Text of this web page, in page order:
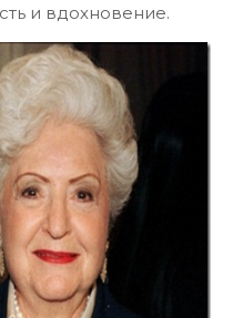
и вдохновение.